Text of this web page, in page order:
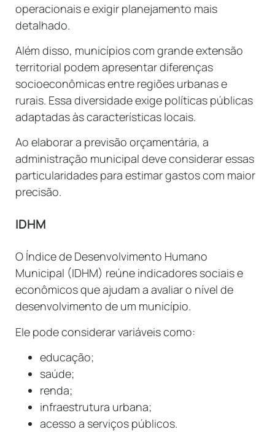
operacionais e exigir planejamento mais
detalhado.
Além disso, municípios com grande extensão
territorial podem apresentar diferenças
socioeconômicas entre regiões urbanas e
rurais. Essa diversidade exige políticas públicas
adaptadas às características locais.
Ao elaborar a previsão orçamentária, a
administração municipal deve considerar essas
particularidades para estimar gastos com maior
precisão.
IDHM
O Índice de Desenvolvimento Humano
Municipal (IDHM) reúne indicadores sociais e
econômicos que ajudam a avaliar o nível de
desenvolvimento de um município.
Ele pode considerar variáveis como:
educação;
saúde;
renda;
infraestrutura urbana;
acesso a serviços públicos.